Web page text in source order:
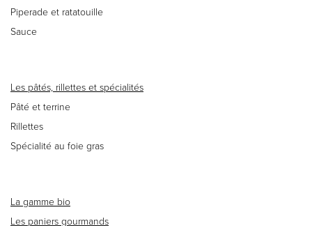
Piperade et ratatouille
Sauce
Les pâtés, rillettes et spécialités
Pâté et terrine
Rillettes
Spécialité au foie gras
La gamme bio
Les paniers gourmands